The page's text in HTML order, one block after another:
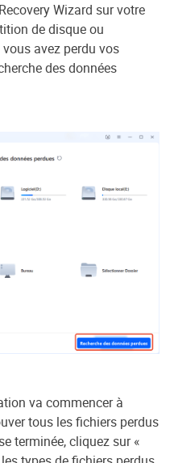
Wizard sur votre
de disque ou
avez perdu vos
des données
va commencer à
tous les fichiers perdus
terminée, cliquez sur «